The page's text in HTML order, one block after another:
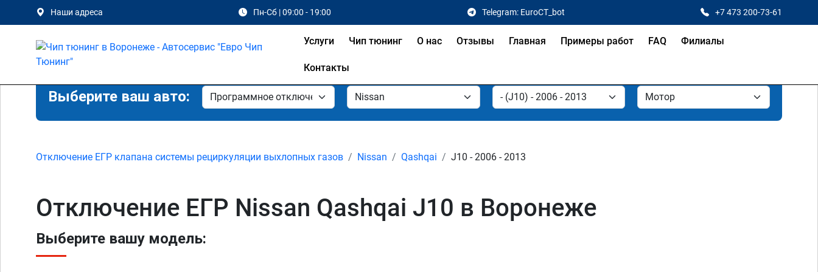
Наши адреса Пн-Сб | 09:00 - 19:00 Telegram: EuroCT_bot +7 473 200-73-61
Услуги Чип тюнинг О нас Отзывы Главная Примеры работ FAQ Филиалы
Контакты
Выберите ваш авто:
Отключение ЕГР клапана системы рециркуляции выхлопных газов Nissan Qashqai J10 - 2006 - 2013
Отключение ЕГР Nissan Qashqai J10 в Воронеже
Выберите вашу модель: